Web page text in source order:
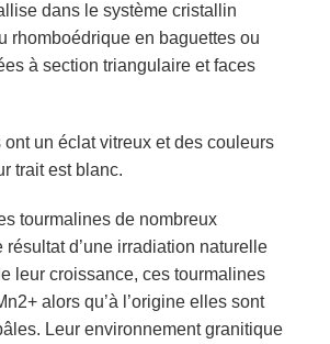
dans le système cristallin
rhomboédrique en baguettes ou
à section triangulaire et faces
ont un éclat vitreux et des couleurs
trait est blanc.
tourmalines de nombreux
résultat d’une irradiation naturelle
leur croissance, ces tourmalines
alors qu’à l’origine elles sont
Leur environnement granitique